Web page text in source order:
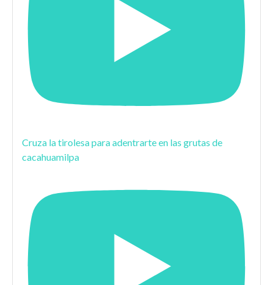
Cruza la tirolesa para adentrarte en las grutas de
cacahuamilpa